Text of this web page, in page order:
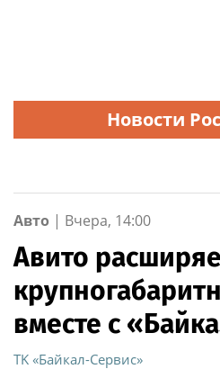
Новости
Авто | Вчера, 14:00
Авито
вместе с
ТK «Байкал-Сервис»